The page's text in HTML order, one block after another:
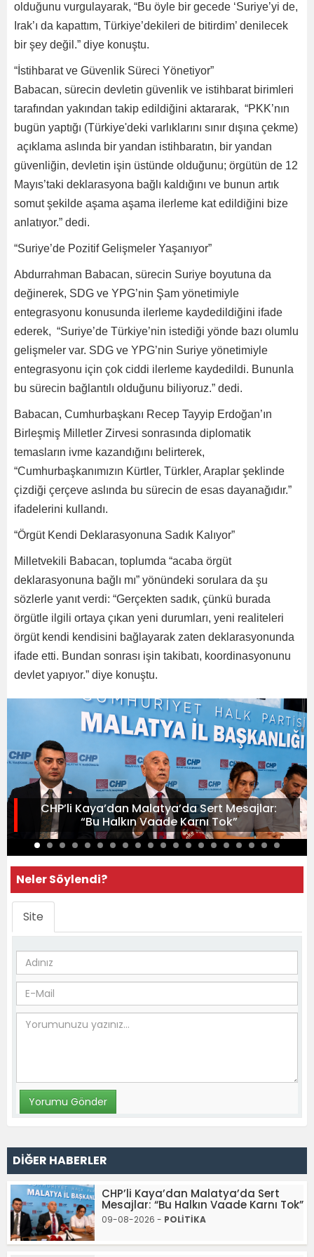
olduğunu vurgulayarak, “Bu öyle bir gecede ‘Suriye’yi de,
Irak’ı da kapattım, Türkiye’dekileri de bitirdim’ denilecek
bir şey değil.” diye konuştu.
“İstihbarat ve Güvenlik Süreci Yönetiyor”
Babacan, sürecin devletin güvenlik ve istihbarat birimleri
tarafından yakından takip edildiğini aktararak, “PKK’nın
bugün yaptığı (Türkiye'deki varlıklarını sınır dışına çekme)
açıklama aslında bir yandan istihbaratın, bir yandan
güvenliğin, devletin işin üstünde olduğunu; örgütün de 12
Mayıs’taki deklarasyona bağlı kaldığını ve bunun artık
somut şekilde aşama aşama ilerleme kat edildiğini bize
anlatıyor.” dedi.
“Suriye’de Pozitif Gelişmeler Yaşanıyor”
Abdurrahman Babacan, sürecin Suriye boyutuna da
değinerek, SDG ve YPG’nin Şam yönetimiyle
entegrasyonu konusunda ilerleme kaydedildiğini ifade
ederek, “Suriye’de Türkiye’nin istediği yönde bazı olumlu
gelişmeler var. SDG ve YPG’nin Suriye yönetimiyle
entegrasyonu için çok ciddi ilerleme kaydedildi. Bununla
bu sürecin bağlantılı olduğunu biliyoruz.” dedi.
Babacan, Cumhurbaşkanı Recep Tayyip Erdoğan’ın
Birleşmiş Milletler Zirvesi sonrasında diplomatik
temasların ivme kazandığını belirterek,
“Cumhurbaşkanımızın Kürtler, Türkler, Araplar şeklinde
çizdiği çerçeve aslında bu sürecin de esas dayanağıdır.”
ifadelerini kullandı.
“Örgüt Kendi Deklarasyonuna Sadık Kalıyor”
Milletvekili Babacan, toplumda “acaba örgüt
deklarasyonuna bağlı mı” yönündeki sorulara da şu
sözlerle yanıt verdi: “Gerçekten sadık, çünkü burada
örgütle ilgili ortaya çıkan yeni durumları, yeni realiteleri
örgüt kendi kendisini bağlayarak zaten deklarasyonunda
ifade etti. Bundan sonrası işin takibatı, koordinasyonunu
devlet yapıyor.” diye konuştu.
CHP’li Kaya’dan Malatya’da Sert Mesajlar:
“Bu Halkın Vaade Karnı Tok”
Neler Söylendi?
Site
DİĞER HABERLER
CHP’li Kaya’dan Malatya’da Sert
Mesajlar: “Bu Halkın Vaade Karnı Tok”
09-08-2026 - POLİTİKA